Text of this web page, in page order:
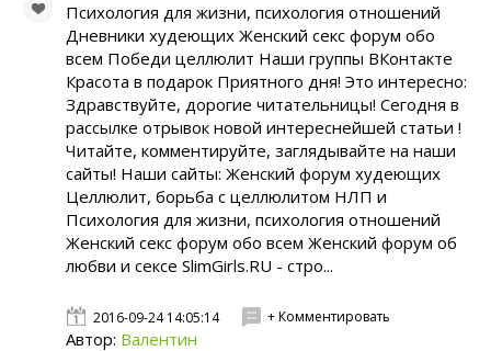
Психология для жизни, психология отношений
Дневники худеющих Женский секс форум обо
всем Победи целлюлит Наши группы ВКонтакте
Красота в подарок Приятного дня! Это интересно:
Здравствуйте, дорогие читательницы! Сегодня в
рассылке отрывок новой интереснейшей статьи !
Читайте, комментируйте, заглядывайте на наши
сайты! Наши сайты: Женский форум худеющих
Целлюлит, борьба с целлюлитом НЛП и
Психология для жизни, психология отношений
Женский секс форум обо всем Женский форум об
любви и сексе SlimGirls.RU - стро...
2016-09-24 14:05:14 + Комментировать
Автор: Валентин